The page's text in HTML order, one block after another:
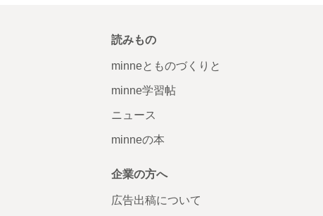
読みもの
minneとものづくりと
minne学習帖
ニュース
minneの本
企業の方へ
広告出稿について